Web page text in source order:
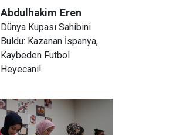
Abdulhakim Eren
Dünya Kupası Sahibini
Buldu: Kazanan İspanya,
Kaybeden Futbol
Heyecanı!